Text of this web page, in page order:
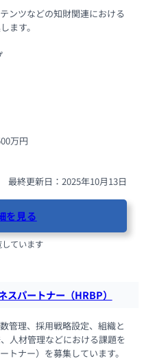
ンツなどの知財関連における
ます。
万円
最終更新日：2025年10月13日
を見る
ています
スパートナー（HRBP）
管理、採用戦略設定、組織と
人材管理などにおける課題を
トナー）を募集しています。